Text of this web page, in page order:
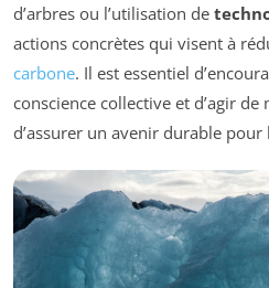
d’arbres ou l’utilisation de
actions concrètes qui visent à
carbone. Il est essentiel
conscience collective et d’agir
d’assurer un avenir durable